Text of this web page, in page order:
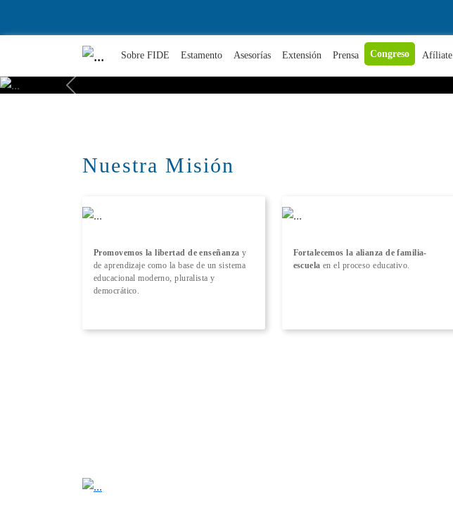
Sobre FIDE Estamento Asesorías Extensión Prensa Congreso Afíliate
Previous
Nuestra Misión
Promovemos la libertad de enseñanza y
de aprendizaje como la base de un sistema
educacional moderno, pluralista y
democrático.
Fortalecemos la alianza de familia-
escuela en el proceso educativo.